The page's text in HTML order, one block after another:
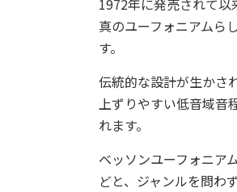
1972年に発売されて以
真のユーフォニアムら
す。
伝統的な設計が生かさ
上ずりやすい低音域音
れます。
ベッソンユーフォニア
どと、ジャンルを問わ